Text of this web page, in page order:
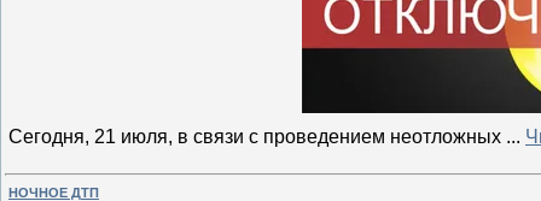
Сегодня, 21 июля, в связи с проведением неотложных ...
НОЧНОЕ ДТП